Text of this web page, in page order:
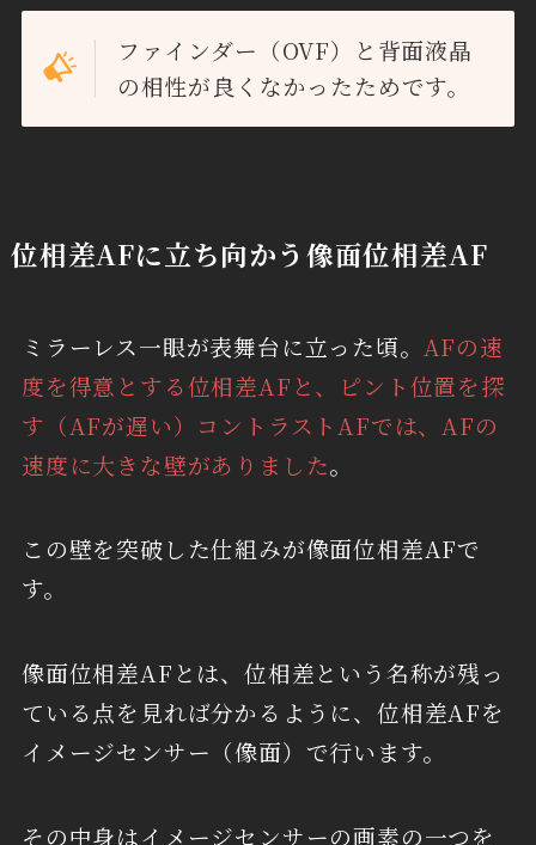
ファインダー（OVF）と背面液晶
の相性が良くなかったためです。
位相差AFに立ち向かう像面位相差AF
ミラーレス一眼が表舞台に立った頃。 AFの速
度を得意とする位相差AFと、ピント位置を探
す（AFが遅い）コントラストAFでは、AFの
速度に大きな壁がありました。
この壁を突破した仕組みが像面位相差AFで
す。
像面位相差AFとは、位相差という名称が残っ
ている点を見れば分かるように、位相差AFを
イメージセンサー（像面）で行います。
その中身はイメージセンサーの画素の一つを